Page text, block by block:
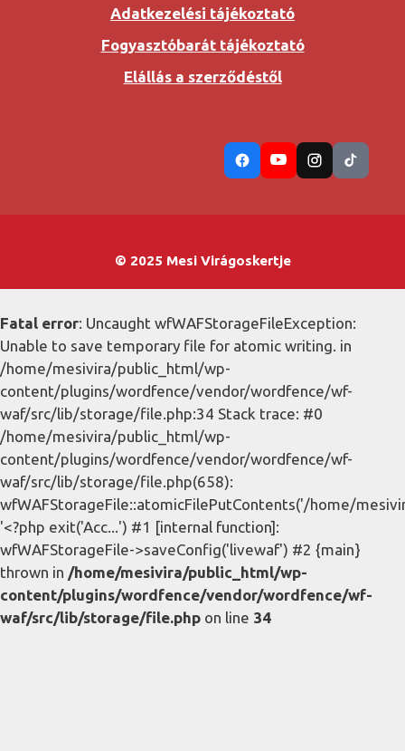
Adatkezelési tájékoztató
Fogyasztóbarát tájékoztató
Elállás a szerződéstől
© 2025 Mesi Virágoskertje
Fatal error: Uncaught wfWAFStorageFileException:
Unable to save temporary file for atomic writing. in
/home/mesivira/public_html/wp-
content/plugins/wordfence/vendor/wordfence/wf-
waf/src/lib/storage/file.php:34 Stack trace: #0
/home/mesivira/public_html/wp-
content/plugins/wordfence/vendor/wordfence/wf-
waf/src/lib/storage/file.php(658):
wfWAFStorageFile::atomicFilePutContents('/home/
'<?php exit('Acc...') #1 [internal function]:
wfWAFStorageFile->saveConfig('livewaf') #2 {main}
thrown in /home/mesivira/public_html/wp-
content/plugins/wordfence/vendor/wordfence/wf-
waf/src/lib/storage/file.php on line 34